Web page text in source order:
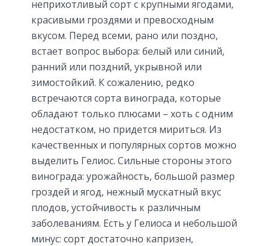
неприхотливый сорт с крупными ягодами,
красивыми гроздями и превосходным
вкусом. Перед всеми, рано или поздно,
встает вопрос выбора: белый или синий,
ранний или поздний, укрывной или
зимостойкий. К сожалению, редко
встречаются сорта винограда, которые
обладают только плюсами – хоть с одним
недостатком, но придется мириться. Из
качественных и популярных сортов можно
выделить Гелиос. Сильные стороны этого
винограда: урожайность, большой размер
гроздей и ягод, нежный мускатный вкус
плодов, устойчивость к различным
заболеваниям. Есть у Гелиоса и небольшой
минус: сорт достаточно капризен,